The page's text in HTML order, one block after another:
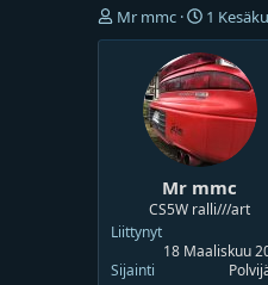
V
i
u
a
Mr mmc
A
l
o
i
t
u
p
ä
i
ä
1
Mr mmc
CS5W ralli///art
Liittynyt
18 Maaliskuu
Sijainti